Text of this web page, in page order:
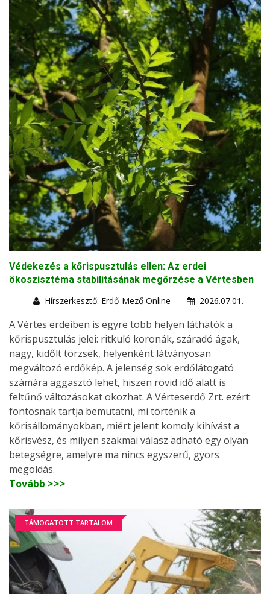
Védekezés a kőrispusztulás ellen: Az erdei
ökoszisztéma stabilitásának megőrzése a Vértesben
Hírszerkesztő: Erdő-Mező Online
2026.07.01.
A Vértes erdeiben is egyre több helyen láthatók a
kőrispusztulás jelei: ritkuló koronák, száradó ágak,
nagy, kidőlt törzsek, helyenként látványosan
megváltozó erdőkép. A jelenség sok erdőlátogató
számára aggasztó lehet, hiszen rövid idő alatt is
feltűnő változásokat okozhat. A Vérteserdő Zrt. ezért
fontosnak tartja bemutatni, mi történik a
kőrisállományokban, miért jelent komoly kihívást a
kőrisvész, és milyen szakmai válasz adható egy olyan
betegségre, amelyre ma nincs egyszerű, gyors
megoldás.
Tovább >>>
TÁMOGATOTT TARTALOM